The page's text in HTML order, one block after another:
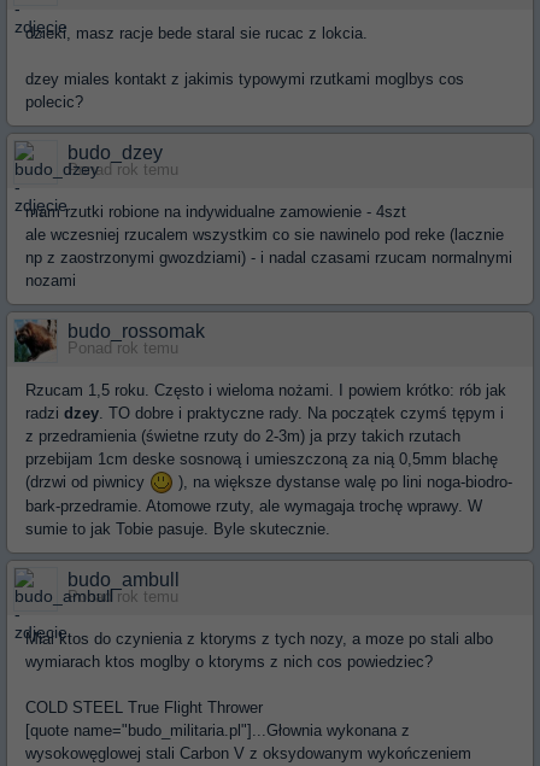
dzieki, masz racje bede staral sie rucac z lokcia.
dzey miales kontakt z jakimis typowymi rzutkami moglbys cos
polecic?
budo_dzey
Ponad rok temu
mam rzutki robione na indywidualne zamowienie - 4szt
ale wczesniej rzucalem wszystkim co sie nawinelo pod reke (lacznie
np z zaostrzonymi gwozdziami) - i nadal czasami rzucam normalnymi
nozami
budo_rossomak
Ponad rok temu
Rzucam 1,5 roku. Często i wieloma nożami. I powiem krótko: rób jak
radzi dzey . TO dobre i praktyczne rady. Na początek czymś tępym i
z przedramienia (świetne rzuty do 2-3m) ja przy takich rzutach
przebijam 1cm deske sosnową i umieszczoną za nią 0,5mm blachę
(drzwi od piwnicy
), na większe dystanse walę po lini noga-biodro-
bark-przedramie. Atomowe rzuty, ale wymagaja trochę wprawy. W
sumie to jak Tobie pasuje. Byle skutecznie.
budo_ambull
Ponad rok temu
Mial ktos do czynienia z ktoryms z tych nozy, a moze po stali albo
wymiarach ktos moglby o ktoryms z nich cos powiedziec?
COLD STEEL True Flight Thrower
[quote name="budo_militaria.pl"]...Głownia wykonana z
wysokowęglowej stali Carbon V z oksydowanym wykończeniem